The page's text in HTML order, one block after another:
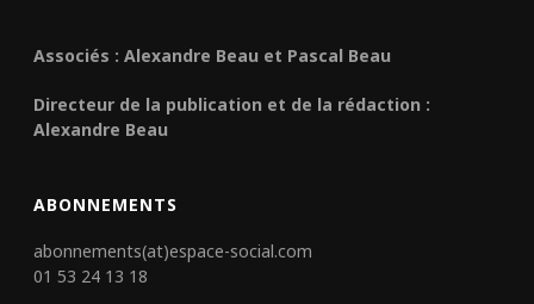
Associés : Alexandre Beau et Pascal Beau
Directeur de la publication et de la rédaction :
Alexandre Beau
ABONNEMENTS
abonnements(at)espace-social.com
01 53 24 13 18